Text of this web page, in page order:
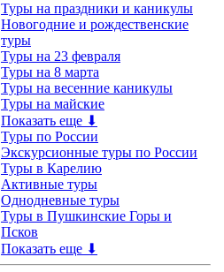
Туры на праздники и каникулы
Новогодние и рождественские
туры
Туры на 23 февраля
Туры на 8 марта
Туры на весенние каникулы
Туры на майские
Показать еще ⬇
Туры по России
Экскурсионные туры по России
Туры в Карелию
Активные туры
Однодневные туры
Туры в Пушкинские Горы и
Псков
Показать еще ⬇